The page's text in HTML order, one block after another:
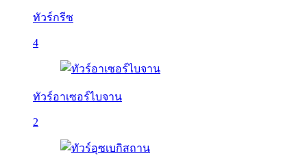
ทัวร์กรีซ
4
ทัวร์อาเซอร์ไบจาน
2